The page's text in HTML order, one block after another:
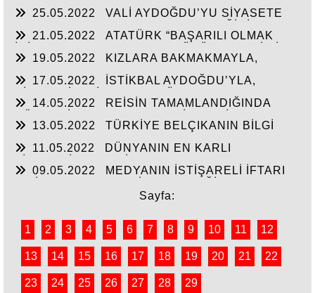
HAMMADELERE SAHİBİZ!
25.05.2022
VALİ AYDOĞDU’YU SİYASETE
ÇALMAKTIR!!!
21.05.2022
ATATÜRK “BAŞARILI OLMAK
BİRİNE UYGUN OLMALI”
19.05.2022
KIZLARA BAKMAKMAYLA,
TARİH ÖĞRETİLEN GENÇLİK!!!
17.05.2022
İSTİKBAL AYDOĞDU’YLA,
YATIRIMI ALMASINDA!!!
14.05.2022
REİSİN TAMAMLANDIĞINDA
ÇEVİRTECEK ÇEYİZİ
13.05.2022
TÜRKİYE BELÇIKANIN BİLGİ
ÇEVİRMESİNİ ENGELLESİN!!!
11.05.2022
DÜNYANIN EN KARLI
KURTULMANINDA REÇETESİ!
09.05.2022
MEDYANIN İSTİŞARELİ İFTARI
YAKIN İŞSİZE İŞ BAŞARISI!!
Sayfa:
1 2 3 4 5 6 7 8 9 10 11 12
13 14 15 16 17 18 19 20 21 22
23 24 25 26 27 28 29